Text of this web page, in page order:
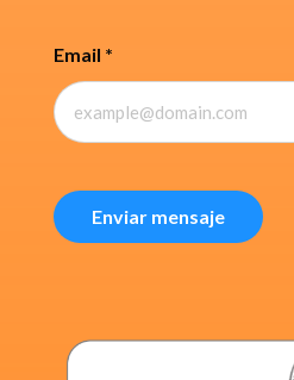
Email *
Enviar mensaje